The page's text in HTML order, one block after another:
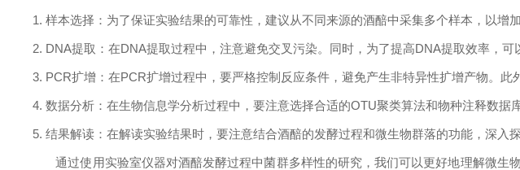
1.样本选择：为了保证实验结果的可靠性，建议从不同来源的酒醅中采集多个样本，以增
2. DNA提取：在DNA提取过程中，注意避免交叉污染。同时，为了提高DNA提取效率，可
3. PCR扩增：在PCR扩增过程中，要严格控制反应条件，避免产生非特异性扩增产物。此
4.数据分析：在生物信息学分析过程中，要注意选择合适的OTU聚类算法和物种注释数据
5.结果解读：在解读实验结果时，要注意结合酒醅的发酵过程和微生物群落的功能，深入
通过使用实验室仪器对酒醅发酵过程中菌群多样性的研究，我们可以更好地理解微